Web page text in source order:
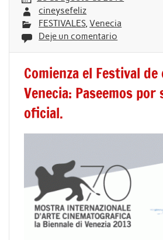
cineysefeliz
FESTIVALES,Venecia
Deje un comentario
Comienza el Festival de
Venecia: Paseemos por
oficial.